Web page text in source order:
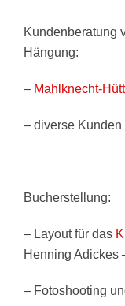
Kundenberatung
Hängung:
– Mahlknecht-
– diverse Kunden
Bucherstellung:
– Layout für das
Henning Adickes
– Fotoshooting